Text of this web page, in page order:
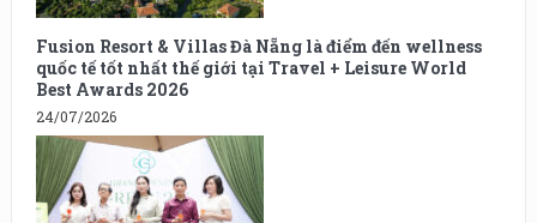
Fusion Resort & Villas Đà Nẵng là điểm đến wellness
quốc tế tốt nhất thế giới tại Travel + Leisure World
Best Awards 2026
24/07/2026